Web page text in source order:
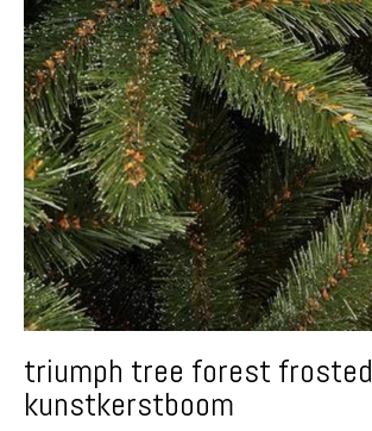
triumph tree forest frosted
kunstkerstboom